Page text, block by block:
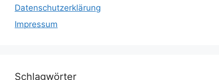
Datenschutz­erklärung
Impressum
Schlagwörter